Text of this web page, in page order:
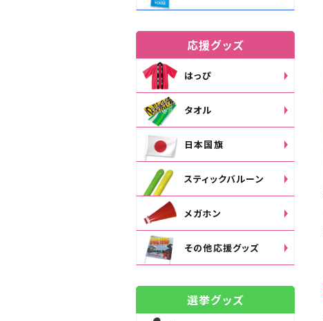
応援グッズ
はっぴ
タオル
日本国旗
スティックバルーン
メガホン
その他応援グッズ
選挙グッズ